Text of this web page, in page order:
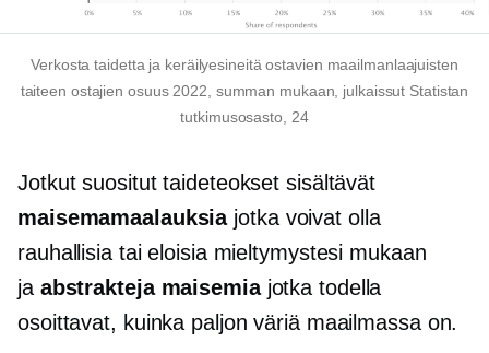
Verkosta taidetta ja keräilyesineitä ostavien maailmanlaajuisten
taiteen ostajien osuus 2022, summan mukaan, julkaissut Statistan
tutkimusosasto, 24
Jotkut suositut taideteokset sisältävät
maisemamaalauksiajotka voivat olla
rauhallisia tai eloisia mieltymystesi mukaan
ja abstrakteja maisemiajotka todella
osoittavat, kuinka paljon väriä maailmassa on.